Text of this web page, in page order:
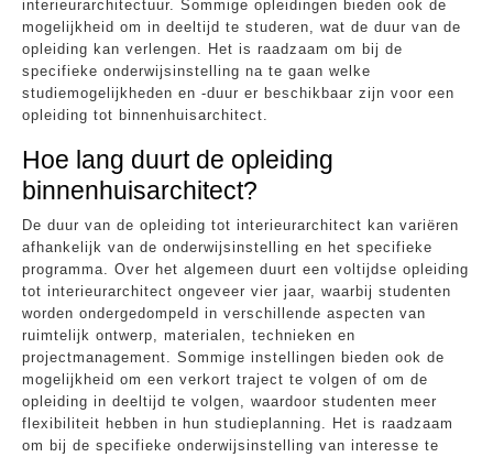
interieurarchitectuur. Sommige opleidingen bieden ook de
mogelijkheid om in deeltijd te studeren, wat de duur van de
opleiding kan verlengen. Het is raadzaam om bij de
specifieke onderwijsinstelling na te gaan welke
studiemogelijkheden en -duur er beschikbaar zijn voor een
opleiding tot binnenhuisarchitect.
Hoe lang duurt de opleiding
binnenhuisarchitect?
De duur van de opleiding tot interieurarchitect kan variëren
afhankelijk van de onderwijsinstelling en het specifieke
programma. Over het algemeen duurt een voltijdse opleiding
tot interieurarchitect ongeveer vier jaar, waarbij studenten
worden ondergedompeld in verschillende aspecten van
ruimtelijk ontwerp, materialen, technieken en
projectmanagement. Sommige instellingen bieden ook de
mogelijkheid om een verkort traject te volgen of om de
opleiding in deeltijd te volgen, waardoor studenten meer
flexibiliteit hebben in hun studieplanning. Het is raadzaam
om bij de specifieke onderwijsinstelling van interesse te